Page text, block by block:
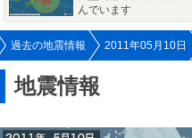
んでいます
過去の地震情報 2011年05月10日
地震情報